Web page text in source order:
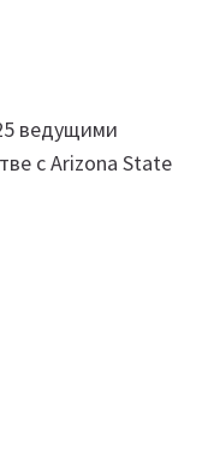
ведущими
с Arizona State